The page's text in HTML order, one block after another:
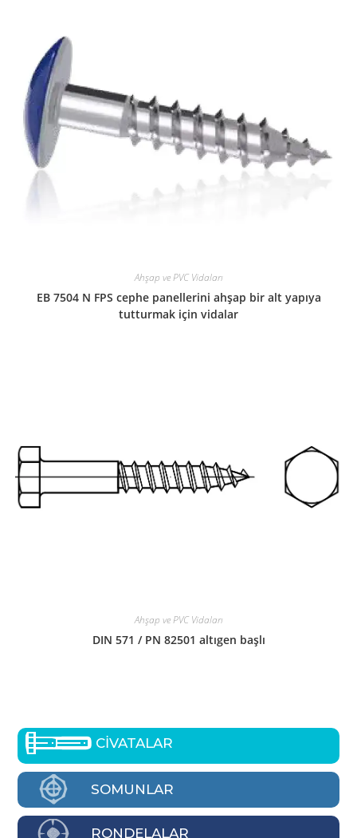
Ahşap ve PVC Vidaları
EB 7504 N FPS cephe panellerini ahşap bir alt yapıya
tutturmak için vidalar
Ahşap ve PVC Vidaları
DIN 571 / PN 82501 altıgen başlı
CİVATALAR
SOMUNLAR
RONDELALAR